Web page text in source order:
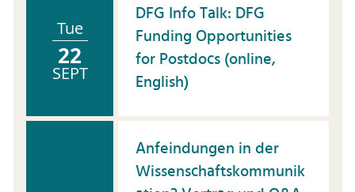
Tue
22
SEPT
DFG Info Talk: DFG
Funding Opportunities
for Postdocs (online,
English)
Anfeindungen in der
Wissenschaftskommunik